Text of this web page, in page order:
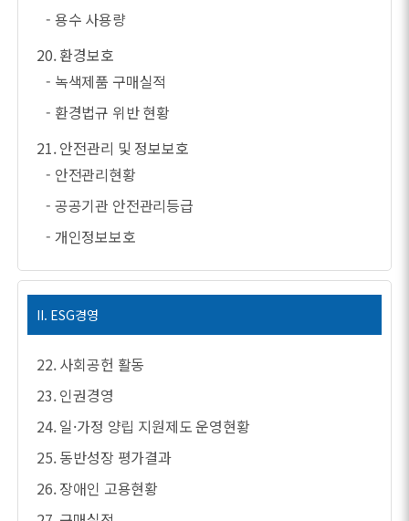
- 용수 사용량
20. 환경보호
- 녹색제품 구매실적
- 환경법규 위반 현황
21. 안전관리 및 정보보호
- 안전관리현황
- 공공기관 안전관리등급
- 개인정보보호
II. ESG경영
22. 사회공헌 활동
23. 인권경영
24. 일·가정 양립 지원제도 운영현황
25. 동반성장 평가결과
26. 장애인 고용현황